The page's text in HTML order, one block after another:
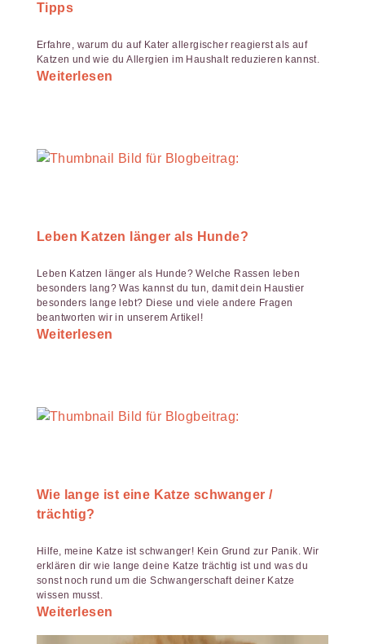
Tipps
Erfahre, warum du auf Kater allergischer reagierst als auf
Katzen und wie du Allergien im Haushalt reduzieren kannst.
Weiterlesen
Leben Katzen länger als Hunde?
Leben Katzen länger als Hunde? Welche Rassen leben
besonders lang? Was kannst du tun, damit dein Haustier
besonders lange lebt? Diese und viele andere Fragen
beantworten wir in unserem Artikel!
Weiterlesen
Wie lange ist eine Katze schwanger /
trächtig?
Hilfe, meine Katze ist schwanger! Kein Grund zur Panik. Wir
erklären dir wie lange deine Katze trächtig ist und was du
sonst noch rund um die Schwangerschaft deiner Katze
wissen musst.
Weiterlesen